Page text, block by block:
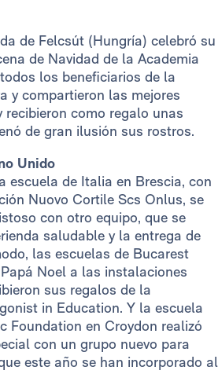
de Felcsút (Hungría) celebró su
de Navidad de la Academia
los beneficiarios de la
y compartieron las mejores
recibieron como regalo unas
de gran ilusión sus rostros.
Unido
escuela de Italia en Brescia, con
Nuovo Cortile Scs Onlus, se
con otro equipo, que se
saludable y la entrega de
las escuelas de Bucarest
Noel a las instalaciones
sus regalos de la
in Education. Y la escuela
Foundation en Croydon realizó
con un grupo nuevo para
este año se han incorporado al